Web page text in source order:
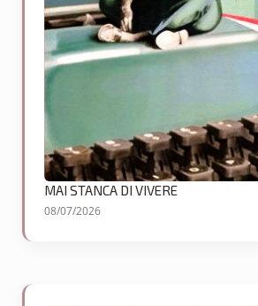
MAI STANCA DI VIVERE
08/07/2026